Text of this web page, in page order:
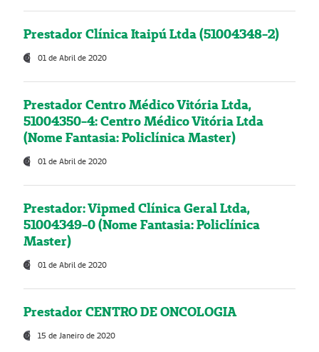
Prestador Clínica Itaipú Ltda (51004348-2)
01 de Abril de 2020
Prestador Centro Médico Vitória Ltda,
51004350-4: Centro Médico Vitória Ltda
(Nome Fantasia: Policlínica Master)
01 de Abril de 2020
Prestador: Vipmed Clínica Geral Ltda,
51004349-0 (Nome Fantasia: Policlínica
Master)
01 de Abril de 2020
Prestador CENTRO DE ONCOLOGIA
15 de Janeiro de 2020